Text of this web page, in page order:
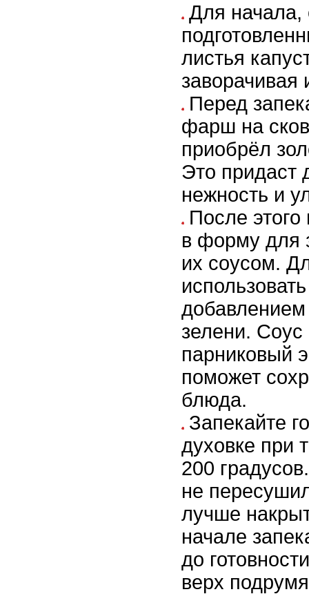
Для начала,
листья
заворачивая
Перед
фарш на
приобрёл
Это придаст
нежность и
После
в форму для
их соусом.
зелени. Соус
парниковый
поможет
блюда.
Запекайте
духовке при
200
не
лучше
начале
до
верх